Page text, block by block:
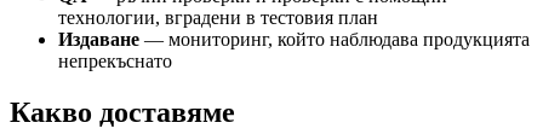
технологии, вградени в тестовия план
Издаване — мониторинг, който наблюдава продукцията
непрекъснато
Какво доставяме